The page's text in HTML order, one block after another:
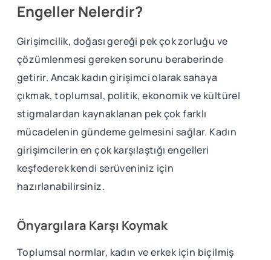
Engeller Nelerdir?
Girişimcilik, doğası gereği pek çok zorluğu ve
çözümlenmesi gereken sorunu beraberinde
getirir. Ancak kadın girişimci olarak sahaya
çıkmak, toplumsal, politik, ekonomik ve kültürel
stigmalardan kaynaklanan pek çok farklı
mücadelenin gündeme gelmesini sağlar. Kadın
girişimcilerin en çok karşılaştığı engelleri
keşfederek kendi serüveniniz için
hazırlanabilirsiniz.
Önyargılara Karşı Koymak
Toplumsal normlar, kadın ve erkek için biçilmiş